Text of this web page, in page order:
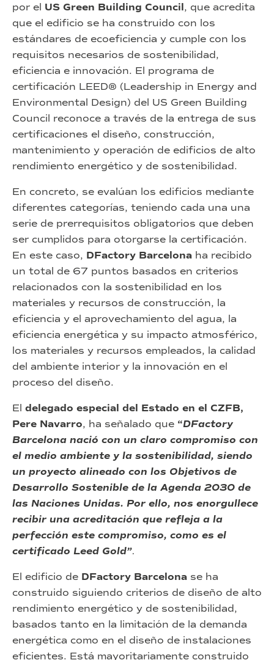
por el US Green Building Council, que acredita
que el edificio se ha construido con los
estándares de ecoeficiencia y cumple con los
requisitos necesarios de sostenibilidad,
eficiencia e innovación. El programa de
certificación LEED® (Leadership in Energy and
Environmental Design) del US Green Building
Council reconoce a través de la entrega de sus
certificaciones el diseño, construcción,
mantenimiento y operación de edificios de alto
rendimiento energético y de sostenibilidad.
En concreto, se evalúan los edificios mediante
diferentes categorías, teniendo cada una una
serie de prerrequisitos obligatorios que deben
ser cumplidos para otorgarse la certificación.
En este caso, DFactory Barcelona ha recibido
un total de 67 puntos basados en criterios
relacionados con la sostenibilidad en los
materiales y recursos de construcción, la
eficiencia y el aprovechamiento del agua, la
eficiencia energética y su impacto atmosférico,
los materiales y recursos empleados, la calidad
del ambiente interior y la innovación en el
proceso del diseño.
El delegado especial del Estado en el CZFB,
Pere Navarro, ha señalado que “DFactory
Barcelona nació con un claro compromiso con
el medio ambiente y la sostenibilidad, siendo
un proyecto alineado con los Objetivos de
Desarrollo Sostenible de la Agenda 2030 de
las Naciones Unidas. Por ello, nos enorgullece
recibir una acreditación que refleja a la
perfección este compromiso, como es el
certificado Leed Gold”.
El edificio de DFactory Barcelona se ha
construido siguiendo criterios de diseño de alto
rendimiento energético y de sostenibilidad,
basados tanto en la limitación de la demanda
energética como en el diseño de instalaciones
eficientes. Está mayoritariamente construido